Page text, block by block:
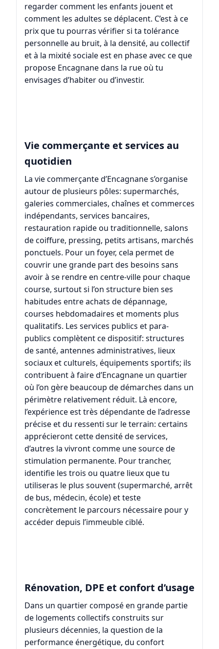
regarder comment les enfants jouent et
comment les adultes se déplacent. C’est à ce
prix que tu pourras vérifier si ta tolérance
personnelle au bruit, à la densité, au collectif
et à la mixité sociale est en phase avec ce que
propose Encagnane dans la rue où tu
envisages d’habiter ou d’investir.
Vie commerçante et services au
quotidien
La vie commerçante d’Encagnane s’organise
autour de plusieurs pôles: supermarchés,
galeries commerciales, chaînes et commerces
indépendants, services bancaires,
restauration rapide ou traditionnelle, salons
de coiffure, pressing, petits artisans, marchés
ponctuels. Pour un foyer, cela permet de
couvrir une grande part des besoins sans
avoir à se rendre en centre-ville pour chaque
course, surtout si l’on structure bien ses
habitudes entre achats de dépannage,
courses hebdomadaires et moments plus
qualitatifs. Les services publics et para-
publics complètent ce dispositif: structures
de santé, antennes administratives, lieux
sociaux et culturels, équipements sportifs; ils
contribuent à faire d’Encagnane un quartier
où l’on gère beaucoup de démarches dans un
périmètre relativement réduit. Là encore,
l’expérience est très dépendante de l’adresse
précise et du ressenti sur le terrain: certains
apprécieront cette densité de services,
d’autres la vivront comme une source de
stimulation permanente. Pour trancher,
identifie les trois ou quatre lieux que tu
utiliseras le plus souvent (supermarché, arrêt
de bus, médecin, école) et teste
concrètement le parcours nécessaire pour y
accéder depuis l’immeuble ciblé.
Rénovation, DPE et confort d’usage
Dans un quartier composé en grande partie
de logements collectifs construits sur
plusieurs décennies, la question de la
performance énergétique, du confort